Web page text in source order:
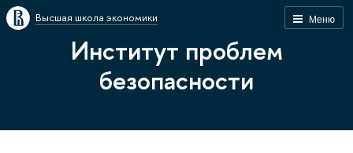
Меню
Высшая школа экономики
Институт проблем
безопасности